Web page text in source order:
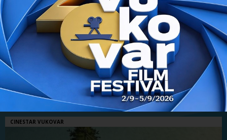
LENJINGRADSKI KAUBOJI IDU U AMERIKU
SLJEDEĆI FILM
Prvi dan na programu// 22.08.2016.
CINESTAR VUKOVAR